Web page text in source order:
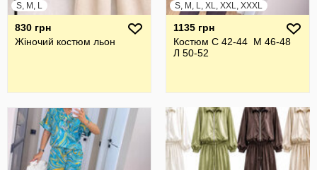
S, M, L
830 грн
Жіночий костюм льон
S, M, L, XL, XXL, XXXL
1135 грн
Костюм С 42-44 М 46-48
Л 50-52